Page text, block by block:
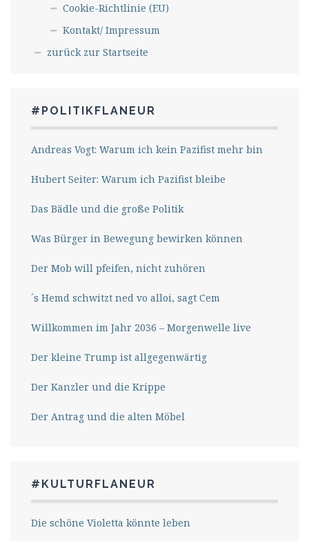
Cookie-Richtlinie (EU)
Kontakt/ Impressum
zurück zur Startseite
#POLITIKFLANEUR
Andreas Vogt: Warum ich kein Pazifist mehr bin
Hubert Seiter: Warum ich Pazifist bleibe
Das Bädle und die große Politik
Was Bürger in Bewegung bewirken können
Der Mob will pfeifen, nicht zuhören
´s Hemd schwitzt ned vo alloi, sagt Cem
Willkommen im Jahr 2036 – Morgenwelle live
Der kleine Trump ist allgegenwärtig
Der Kanzler und die Krippe
Der Antrag und die alten Möbel
#KULTURFLANEUR
Die schöne Violetta könnte leben